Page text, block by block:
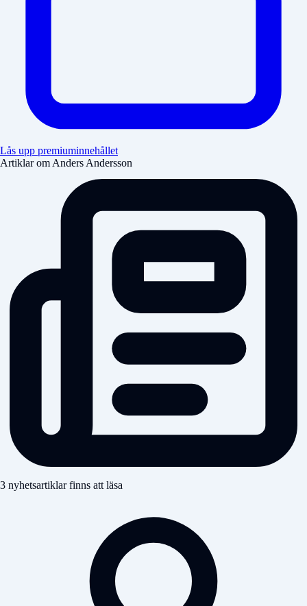
Lås upp premiuminnehållet
Artiklar om Anders Andersson
3 nyhetsartiklar finns att läsa